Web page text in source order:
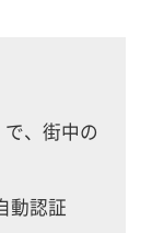
、街中の
動認証